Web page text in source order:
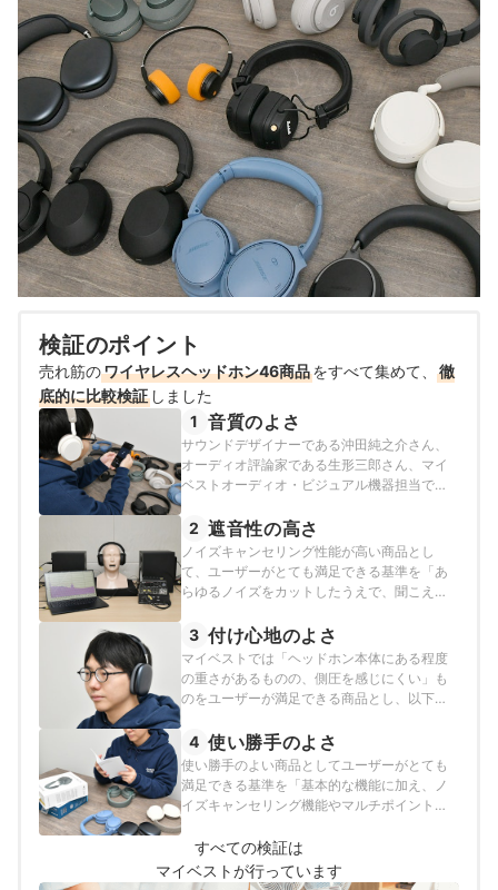
検証のポイント
売れ筋のワイヤレスヘッドホン46商品をすべて集めて、
徹
底的に比較検証 しました
1 音質のよさ
サウンドデザイナーである沖田純之介さん、
オーディオ評論家である生形三郎さん、マイ
ベストオーディオ・ビジュアル機器担当であ
いました。
2 遮音性の高さ
ノイズキャンセリング性能が高い商品とし
て、ユーザーがとても満足できる基準を「あ
らゆるノイズをカットしたうえで、聞こえる
楽が楽しめる商品」とし、以下の方法で各商
品の検証を行いました。
3 付け心地のよさ
マイベストでは「ヘッドホン本体にある程度
の重さがあるものの、側圧を感じにくい」も
のをユーザーが満足できる商品とし、以下の
4 使い勝手のよさ
使い勝手のよい商品としてユーザーがとても
満足できる基準を「基本的な機能に加え、ノ
イズキャンセリング機能やマルチポイント接
とし、以下の方法で各商品の検証を行いまし
た。
すべての検証は
マイベストが行っています